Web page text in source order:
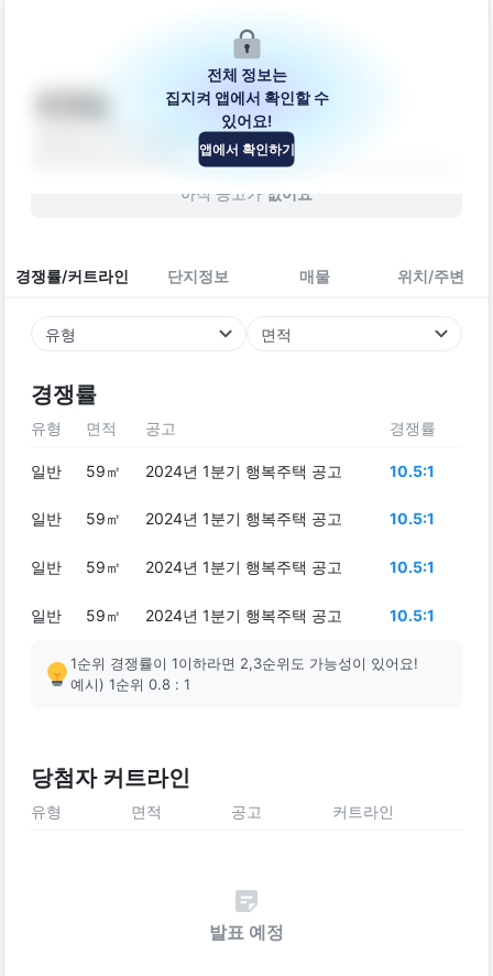
경상남도 진주시 모덕로 118
아직 공고가 없어요
경쟁률/커트라인 단지정보 매물 위치/주변
유형 면적
경쟁률
전체 정보는
집지켜 앱에서 확인할 수
있어요!
앱에서 확인하기
유형 면적 공고 경쟁률
일반 59㎡ 2024년 1분기 행복주택 공고 10.5:1
일반 59㎡ 2024년 1분기 행복주택 공고 10.5:1
일반 59㎡ 2024년 1분기 행복주택 공고 10.5:1
일반 59㎡ 2024년 1분기 행복주택 공고 10.5:1
1순위 경쟁률이 1이하라면 2,3순위도 가능성이 있어요!
예시) 1순위 0.8 : 1
당첨자 커트라인
유형 면적 공고 커트라인
발표 예정